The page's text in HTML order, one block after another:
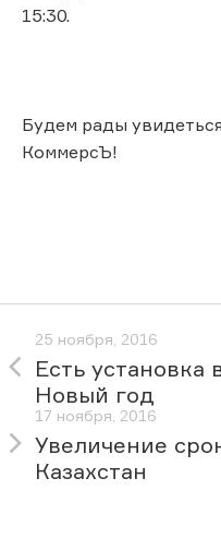
15:30.
Будем рады
КоммерсЪ!
25 ноября, 2016
Есть установка
Новый год
17 ноября, 2016
Увеличение
Казахстан